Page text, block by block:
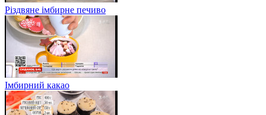
Різдвяне імбирне печиво
Імбирний какао